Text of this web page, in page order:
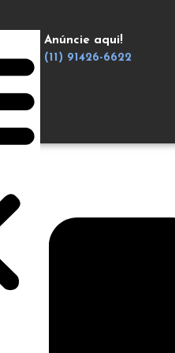
Anúncie aqui!
(11) 91426-6622